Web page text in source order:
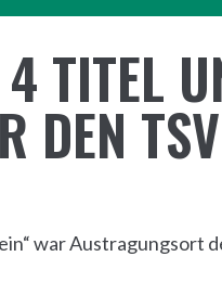
TITEL
DEN
war Austragungsort